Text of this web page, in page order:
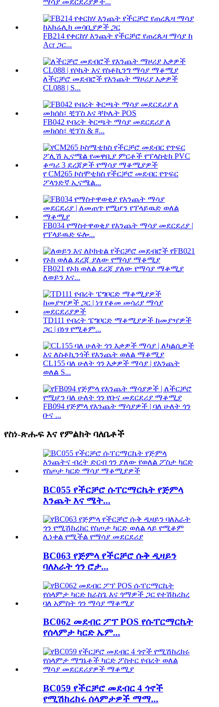
ማሳያ መደርደሪያዎች...
FB214 የቀርከሃ እንጨት የችርቻሮ የጠረጴዛ ማሳያ ከ
Acr ጋር...
ለችርቻሮ መደብሮች የእንጨት ማዞሪያ እቃዎች
CL088 | S...
FB042 የብረት ቅርጫት ማሳያ መደርደሪያ ለ
መክሰስ፣ ቺፕስ & #...
የ CM265 ኮስሞቲክስ የችርቻሮ መደብር የጥፍር
ፖላንድኛ ኢናሜል...
FB034 የማስተዋወቂያ የእንጨት ማሳያ መደርደሪያ |
የፕላይዉድ ፍሎ...
FB021 የኦክ ወለል ደረጃ ያለው የማሳያ ማቆሚያ
ለወይን እና...
TD111 የብረት ፔግቦርድ ማቆሚያዎች ከመያዣዎች
ጋር | በነፃ የሚቆም...
CL155 ባለ ሁለት ጎን እቃዎች ማሳያ | የእንጨት
ወለል S...
FB094 የጅምላ የእንጨት ማሳያዎች | ባለ ሁለት ጎን
ቡና ...
የስነ-ጽሑፍ እና የምልክት ባለቤቶች
BC055 የችርቻሮ ሱፐርማርኬት የጅምላ
እንጨት እና ሜት...
BC063 የጅምላ የችርቻሮ ሱቅ ዲዛይን
ባለአራት ጎን ሮታ...
BC062 መደብር ፖፕ POS የሱፐርማርኬት
የሰላምታ ካርድ ኤም...
BC059 የችርቻሮ መደብር 4 ጎኖች
የሚሽከረከሩ ሰላምታዎች ማማ...